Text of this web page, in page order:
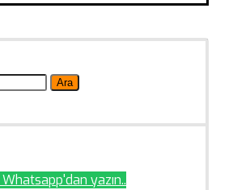
Whatsapp'dan yazın..